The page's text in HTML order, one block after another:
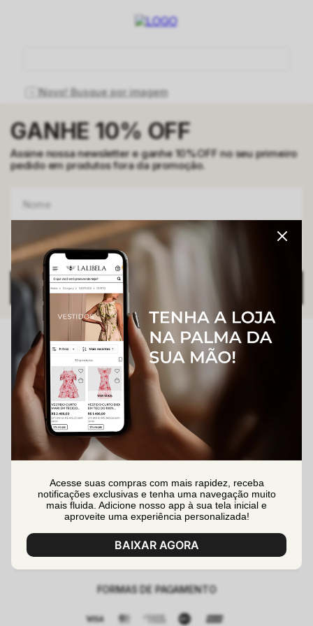
Acesse suas compras com mais rapidez, receba
notificações exclusivas e tenha uma navegação muito
mais fluida. Adicione nosso app à sua tela inicial e
aproveite uma experiência personalizada!
BAIXAR AGORA
Novo! Busque por imagem
GANHE 10% OFF
Assine nossa newsletter e ganhe 10%OFF no seu primeiro
pedido em produtos fora da promoção.
(47) 99991-1902
(47) 99630-0557
sac@lalibelashop.com.br
segunda à sexta das 08:30h às 17:00h
DÚVIDAS
Formas de Pagamento
Entrega
Trocas e Devoluções
Quem Somos
Perguntas Frequentes
MINHA CONTA
Meus Pedidos
FORMAS DE PAGAMENTO